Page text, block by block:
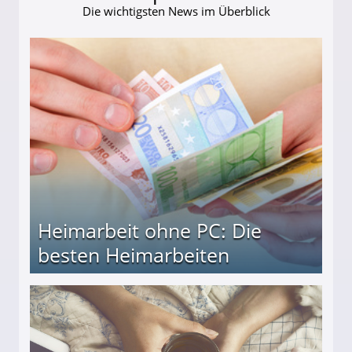
Die wichtigsten News im Überblick
Heimarbeit ohne PC: Die
besten Heimarbeiten